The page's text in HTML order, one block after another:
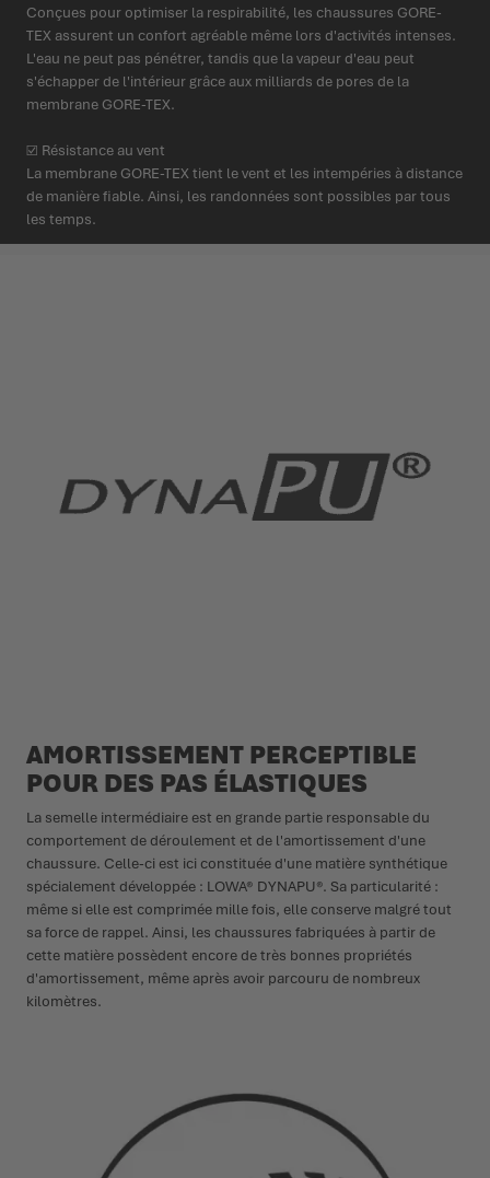
Conçues pour optimiser la respirabilité, les chaussures GORE-
TEX assurent un confort agréable même lors d'activités intenses.
L'eau ne peut pas pénétrer, tandis que la vapeur d'eau peut
s'échapper de l'intérieur grâce aux milliards de pores de la
membrane GORE-TEX.
☑ Résistance au vent
La membrane GORE-TEX tient le vent et les intempéries à distance
de manière fiable. Ainsi, les randonnées sont possibles par tous
les temps.
AMORTISSEMENT PERCEPTIBLE
POUR DES PAS ÉLASTIQUES
La semelle intermédiaire est en grande partie responsable du
comportement de déroulement et de l'amortissement d'une
chaussure. Celle-ci est ici constituée d'une matière synthétique
spécialement développée : LOWA® DYNAPU®. Sa particularité :
même si elle est comprimée mille fois, elle conserve malgré tout
sa force de rappel. Ainsi, les chaussures fabriquées à partir de
cette matière possèdent encore de très bonnes propriétés
d'amortissement, même après avoir parcouru de nombreux
kilomètres.